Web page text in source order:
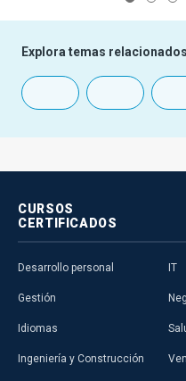
Explora temas
CURSOS
CERTIFICADOS
Desarrollo personal
Gestión
Idiomas
Ingeniería y Construcción
IT